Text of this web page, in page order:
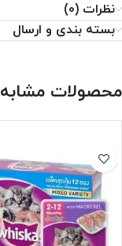
نظرات (0)
بسته بندی و ارسال
محصولات مشابه